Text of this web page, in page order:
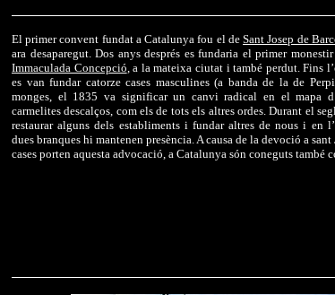
El primer convent fundat a Catalunya fou el deSant Josep de
ara desaparegut. Dos anys després es fundaria el primer
Immaculada Concepció, a la mateixa ciutat i també perdut. Fins
es van fundar catorze cases masculines (a banda de la de
monges, el 1835 va significar un canvi radical en el mapa
carmelites descalços, com els de tots els altres ordes. Durant el
restaurar alguns dels establiments i fundar altres de nous i en
dues branques hi mantenen presència. A causa de la devoció a sant
cases porten aquesta advocació, a Catalunya són coneguts també